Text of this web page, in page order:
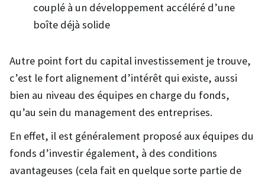
couplé à un développement accéléré d’une
boîte déjà solide
Autre point fort du capital investissement je trouve,
c’est le fort alignement d’intérêt qui existe, aussi
bien au niveau des équipes en charge du fonds,
qu’au sein du management des entreprises.
En effet, il est généralement proposé aux équipes du
fonds d’investir également, à des conditions
avantageuses (cela fait en quelque sorte partie de